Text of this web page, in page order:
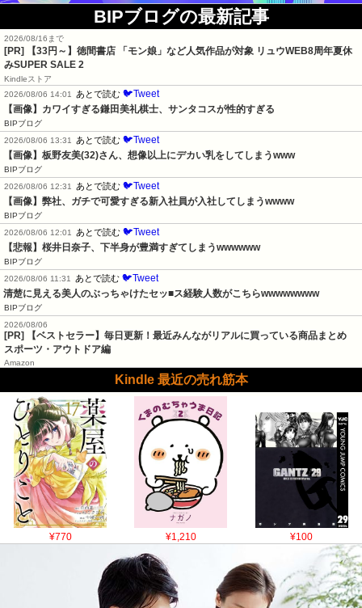
BIPブログの最新記事
2026/08/16まで
[PR]
【33円～】徳間書店 「モン娘」など人気作品が対象 リュウWEB8周年夏休
みSUPER SALE 2
Kindleストア
2026/08/06 14:01
あとで読む 🐦Tweet
【画像】カワイすぎる鎌田美礼棋士、サンタコスが性的すぎる
BIPブログ
2026/08/06 13:31
あとで読む 🐦Tweet
【画像】板野友美(32)さん、想像以上にデカい乳をしてしまうwww
BIPブログ
2026/08/06 12:31
あとで読む 🐦Tweet
【画像】弊社、ガチで可愛すぎる新入社員が入社してしまうwwww
BIPブログ
2026/08/06 12:01
あとで読む 🐦Tweet
【悲報】桜井日奈子、下半身が豊満すぎてしまうwwwwww
BIPブログ
2026/08/06 11:31
あとで読む 🐦Tweet
清楚に見える美人のぶっちゃけたセッ■ス経験人数がこちらwwwwwwww
BIPブログ
2026/08/06
[PR] 【ベストセラー】毎日更新！最近みんながリアルに買っている商品まとめ
スポーツ・アウトドア編
Amazon
Kindle 最近の売れ筋本
¥770 ¥1,210 ¥100